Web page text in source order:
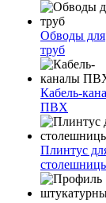
Обводы для
труб
Кабель-
ПВХ
Плинтус